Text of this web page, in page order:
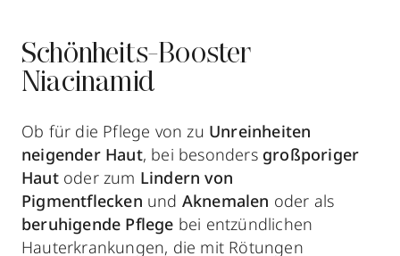
Schönheits-Booster
Niacinamid
Ob für die Pflege von zu Unreinheiten
neigender Haut, bei besonders großporiger
Hautoder zum Lindern von
Pigmentflecken und Aknemalen oder als
beruhigende Pflege bei entzündlichen
Hauterkrankungen, die mit Rötungen